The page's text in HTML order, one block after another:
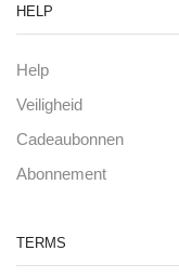
HELP
Help
Veiligheid
Cadeaubonnen
Abonnement
TERMS